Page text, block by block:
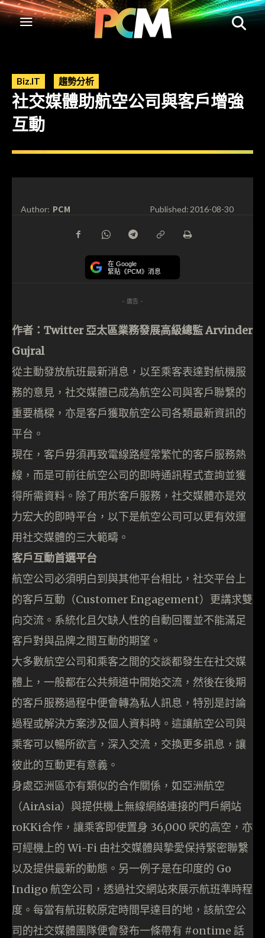
Biz.IT 趨勢分析
社交媒體助航空公司與客戶增強
互動
Author: PCM Published:2016-08-30
在 Google
緊貼《PCM》消息
- 廣告 -
作者：Twitter 亞太區業務發展高級總監 Arvinder
Gujral
從主動發放航班最新消息，以至乘客表達對航機服
務的意見，社交媒體已成為航空公司與客戶聯繫的
重要橋樑，亦是客戶獲取航空公司各類最新資訊的
平台。
現在，客戶毋須再致電線路經常繁忙的客戶服務熱
線，而是可前往航空公司的即時通訊程式查詢並獲
得所需資料。除了用於客戶服務，社交媒體亦是效
力宏大的即時平台，以下是航空公司可以更有效運
用社交媒體的三大範疇。
客戶互動首選平台
航空公司必須明白到與其他平台相比，社交平台上
的客戶互動（Customer Engagement）更講求雙
向交流。系統化且欠缺人性的自動回覆並不能滿足
客戶對與品牌之間互動的期望。
大多數航空公司和乘客之間的交談都發生在社交媒
體上，一般都在公共頻道中開始交流，然後在後期
的客戶服務過程中便會轉為私人訊息，特別是討論
過程或解決方案涉及個人資料時。這讓航空公司與
乘客可以暢所欲言，深入交流，交換更多訊息，讓
彼此的互動更有意義。
身處亞洲區亦有類似的合作關係，如亞洲航空
（AirAsia）與提供機上無線網絡連接的門戶網站
roKKi合作，讓乘客即使置身 36,000 呎的高空，亦
可經機上的 Wi-Fi 由社交媒體與摯愛保持緊密聯繫
以及提供最新的動態。另一例子是在印度的 Go
Indigo 航空公司，透過社交網站來展示航班準時程
度。每當有航班較原定時間早達目的地，該航空公
司的社交媒體團隊便會發布一條帶有 #ontime 話